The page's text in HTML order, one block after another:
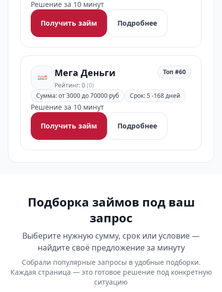
Решение за 10 минут
Получить займ
Подробнее
Мега Деньги
Рейтинг: 0(0)
Топ #60
Сумма: от 3000 до 70000 руб Срок: 5 -168 дней
Решение за 10 минут
Получить займ
Подробнее
Подборка займов под ваш
запрос
Выберите нужную сумму, срок или условие —
найдите своё предложение за минуту
Собрали популярные запросы в удобные подборки.
Каждая страница — это готовое решение под конкретную
ситуацию